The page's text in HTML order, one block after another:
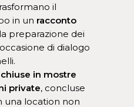
il
in un racconto
preparazione dei
di dialogo
in mostre
private, concluse
una location non